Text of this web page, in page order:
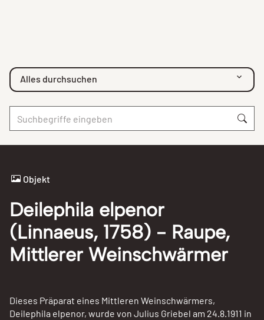
Alles durchsuchen
Objekt
Deilephila elpenor
(Linnaeus, 1758) - Raupe,
Mittlerer Weinschwärmer
Dieses Präparat eines Mittleren Weinschwärmers,
Deilephila elpenor, wurde von Julius Griebel am 24.8.1911 in